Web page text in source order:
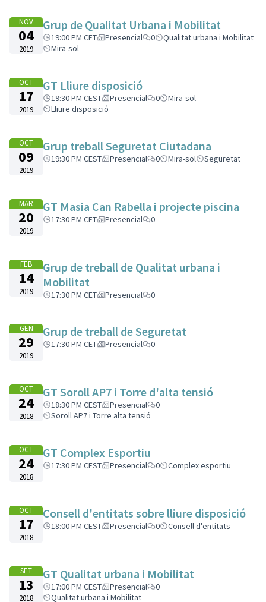
NOV
04
2019
Grup de Qualitat Urbana i Mobilitat
19:00 PM CET Presencial 0
Qualitat urbana i Mobilitat
Mira-sol
OCT
17
2019
GT Lliure disposició
19:30 PM CEST Presencial 0
Mira-sol
Lliure disposició
OCT
09
2019
Grup treball Seguretat Ciutadana
19:30 PM CEST Presencial 0 Mira-sol Seguretat
MAR
20
2019
GT Masia Can Rabella i projecte piscina
17:30 PM CET Presencial 0
FEB
14
2019
Grup de treball de Qualitat urbana i
Mobilitat
17:30 PM CET Presencial 0
GEN
29
2019
Grup de treball de Seguretat
17:30 PM CET Presencial 0
OCT
24
2018
GT Soroll AP7 i Torre d'alta tensió
18:30 PM CEST Presencial
0
Soroll AP7 i Torre alta tensió
OCT
24
2018
GT Complex Esportiu
17:30 PM CEST Presencial 0 Complex esportiu
OCT
17
2018
Consell d'entitats sobre lliure disposició
18:00 PM CEST Presencial 0 Consell d'entitats
SET
13
2018
GT Qualitat urbana i Mobilitat
17:00 PM CEST Presencial
0
Qualitat urbana i Mobilitat